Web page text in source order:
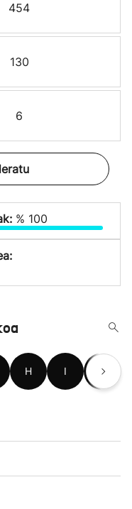
454
130
6
% 100
H I L